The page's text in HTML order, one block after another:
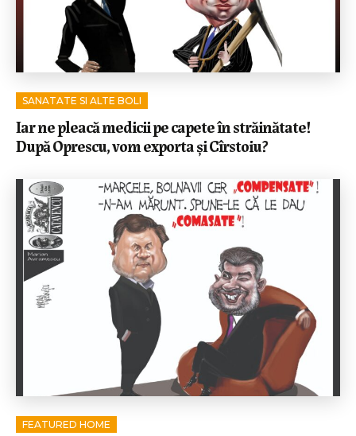
SANATATE SI ALTE BOLI
Iar ne pleacă medicii pe capete în străinătate!
După Oprescu, vom exporta și Cîrstoiu?
FEATURED HOME